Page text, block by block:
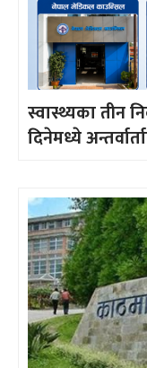
स्वास्थ्यका तीन
दिनेमध्ये